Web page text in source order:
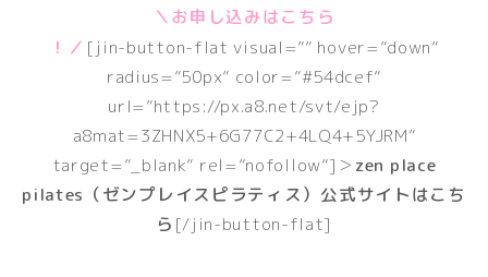
＼お申し込みはこちら
！／ [jin-button-flat visual=”” hover=”down”
radius=”50px” color=”#54dcef”
url=”https://px.a8.net/svt/ejp?
a8mat=3ZHNX5+6G77C2+4LQ4+5YJRM”
target=”_blank” rel=”nofollow”]＞ zen place
pilates（ゼンプレイスピラティス）公式サイトはこち
ら [/jin-button-flat]